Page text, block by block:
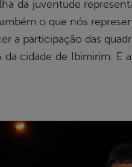
da juventude
o que nós
a participação das
da cidade de Ibimirim.